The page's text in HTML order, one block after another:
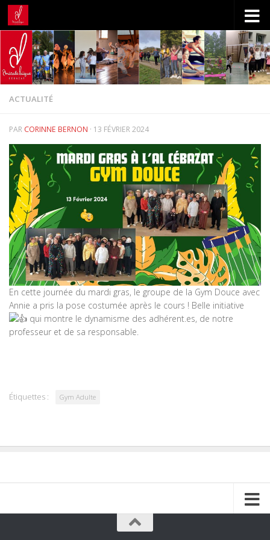
Skip to content
ACTUALITÉ
PAR CORINNE BERNON · 13 FÉVRIER 2024
En cette journée du mardi gras, le groupe de la Gym Douce avec
Annie a pris la pose costumée après le cours ! Belle initiative
qui montre le dynamisme des adhérent.es, de notre
professeur et de sa responsable.
Étiquettes : Gym Adulte